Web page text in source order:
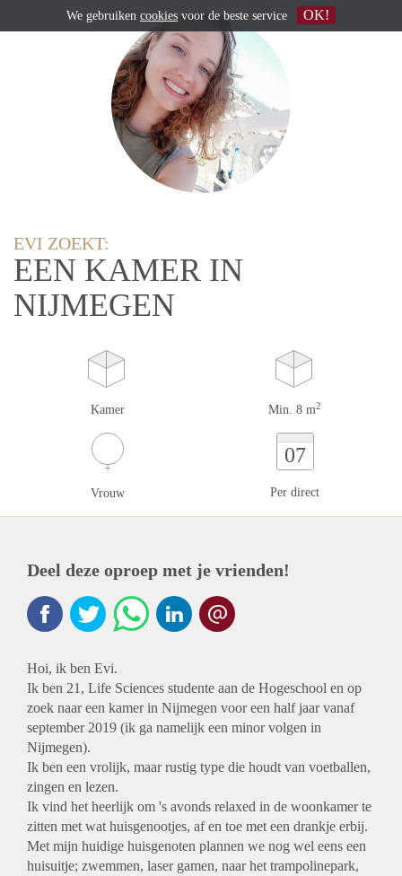
EVI ZOEKT:
EEN KAMER IN
NIJMEGEN
Kamer Min. 8 m2
Vrouw
07
Per direct
Deel deze oproep met je vrienden!
Hoi, ik ben Evi.
Ik ben 21, Life Sciences studente aan de Hogeschool en op
zoek naar een kamer in Nijmegen voor een half jaar vanaf
september 2019 (ik ga namelijk een minor volgen in
Nijmegen).
Ik ben een vrolijk, maar rustig type die houdt van voetballen,
zingen en lezen.
Ik vind het heerlijk om 's avonds relaxed in de woonkamer te
zitten met wat huisgenootjes, af en toe met een drankje erbij.
Met mijn huidige huisgenoten plannen we nog wel eens een
huisuitje; zwemmen, laser gamen, naar het trampolinepark,
We gebruiken cookies voor de beste service OK!